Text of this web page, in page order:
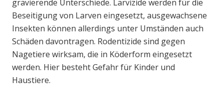
gravierende Unterschiede. Larvizide werden für die
Beseitigung von Larven eingesetzt, ausgewachsene
Insekten können allerdings unter Umständen auch
Schäden davontragen. Rodentizide sind gegen
Nagetiere wirksam, die in Köderform eingesetzt
werden. Hier besteht Gefahr für Kinder und
Haustiere.